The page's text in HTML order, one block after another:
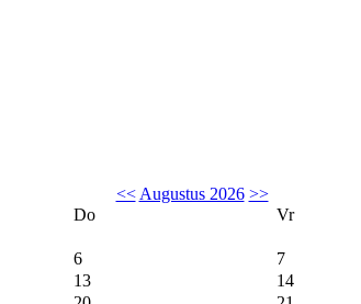
<< Augustus 2026 >>
Do Vr
6 7
13 14